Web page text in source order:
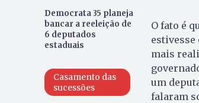
Democrata 35 planeja
bancar a reeleição de
6 deputados
estaduais
Casamento das
sucessões
O fato é
estivesse
mais
um
falaram